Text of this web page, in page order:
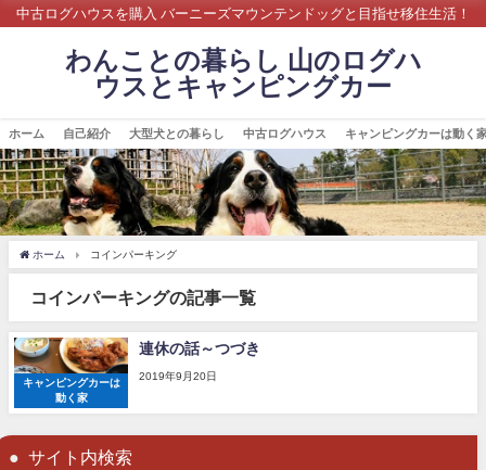
中古ログハウスを購入 バーニーズマウンテンドッグと目指せ移住生活！
わんことの暮らし 山のログハ
ウスとキャンピングカー
ホーム 自己紹介 大型犬との暮らし 中古ログハウス キャンピングカーは動く
ホーム コインパーキング
コインパーキングの記事一覧
キャンピングカーは
動く家
連休の話～つづき
2019年9月20日
サイト内検索